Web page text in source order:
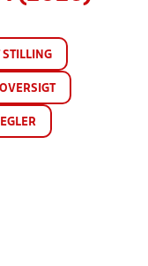
STILLING